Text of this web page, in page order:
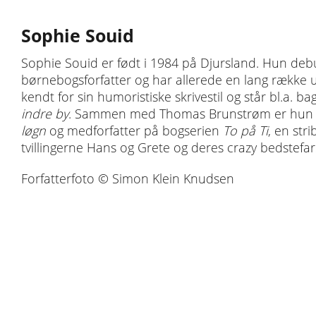
Sophie Souid
Sophie Souid er født i 1984 på Djursland. Hun
børnebogsforfatter og har allerede en lang række
kendt for sin humoristiske skrivestil og står bl.a.
indre by. Sammen med Thomas Brunstrøm er
løgn og medforfatter på bogserien To på Ti, en
tvillingerne Hans og Grete og deres crazy
Forfatterfoto © Simon Klein Knudsen